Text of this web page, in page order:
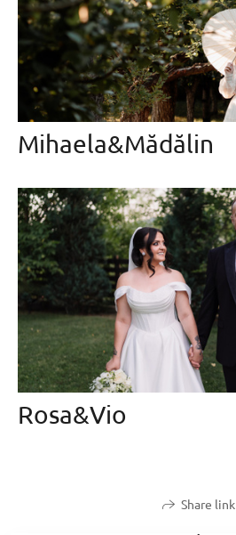
Mihaela&Mădălin
Rosa&Vio
Share link